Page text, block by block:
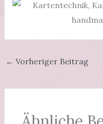
← Vorheriger Beitrag